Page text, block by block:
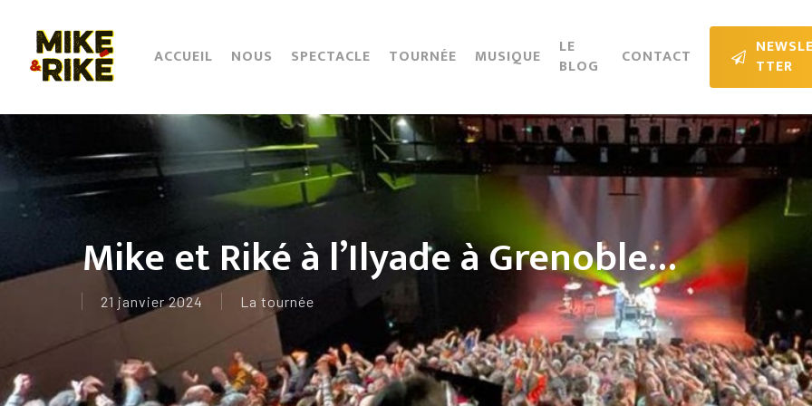
main
content
ACCUEIL NOUS SPECTACLE TOURNÉE MUSIQUE
LE
BLOG
CONTACT NEWSLE
TTER
Mike et Riké à l’Ilyade à Grenoble…
21 janvier 2024 La tournée